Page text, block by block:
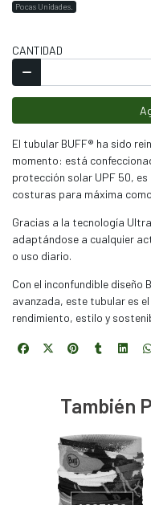
Pocas Unidades.
CANTIDAD
El tubular BUFF® ha sido
momento: está
protección solar UPF 50,
costuras para máxima
Gracias a la tecnología
adaptándose a cualquier
o uso diario.
Con el inconfundible diseño
avanzada, este tubular es
rendimiento, estilo y
También